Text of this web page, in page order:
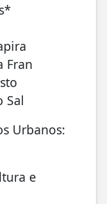
Fran
Sal
Urbanos:
e